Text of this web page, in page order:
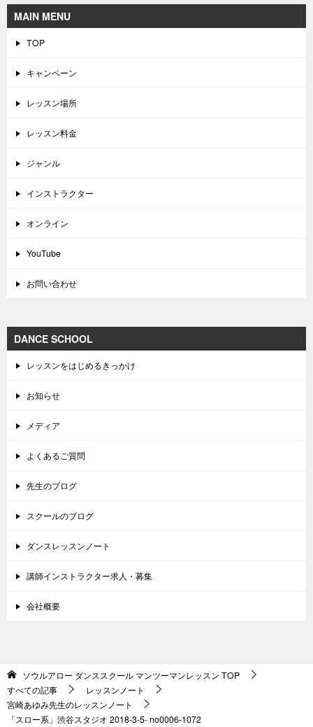
MAIN MENU
TOP
キャンペーン
レッスン場所
レッスン料金
ジャンル
インストラクター
オンライン
YouTube
お問い合わせ
DANCE SCHOOL
レッスンをはじめるきっかけ
お知らせ
メディア
よくあるご質問
先生のブログ
スクールのブログ
ダンスレッスンノート
講師インストラクター求人・募集
会社概要
ソウルアロー ダンススクール マンツーマンレッスン TOP
すべての記事
レッスンノート
宮崎あゆみ先生のレッスンノート
「スロー系」渋谷スタジオ 2018-3-5- no0006-1072